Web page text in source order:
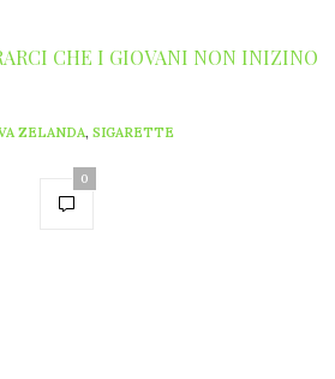
CHE I GIOVANI NON INIZINO
ZELANDA, SIGARETTE
0